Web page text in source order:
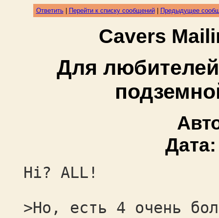
Ответить| Перейти к списку сообщений| Предыдущее
Cavers
Для
Hi? ALL!
>Но, есть 4 очень